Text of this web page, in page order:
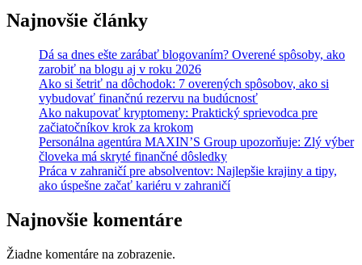
Najnovšie články
Dá sa dnes ešte zarábať blogovaním? Overené spôsoby, ako
zarobiť na blogu aj v roku 2026
Ako si šetriť na dôchodok: 7 overených spôsobov, ako si
vybudovať finančnú rezervu na budúcnosť
Ako nakupovať kryptomeny: Praktický sprievodca pre
začiatočníkov krok za krokom
Personálna agentúra MAXIN’S Group upozorňuje: Zlý výber
človeka má skryté finančné dôsledky
Práca v zahraničí pre absolventov: Najlepšie krajiny a tipy,
ako úspešne začať kariéru v zahraničí
Najnovšie komentáre
Žiadne komentáre na zobrazenie.